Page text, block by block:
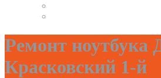
Ремонт ноутбука
Красковский 1-й